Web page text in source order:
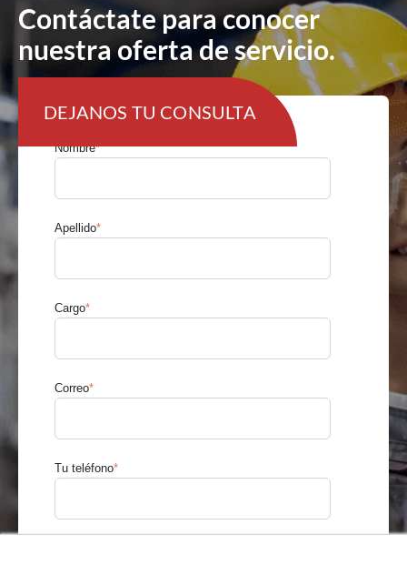
Contáctate para conocer
nuestra oferta de servicio.
DEJANOS TU CONSULTA
Nombre*
Apellido*
Cargo*
Correo*
Tu teléfono*